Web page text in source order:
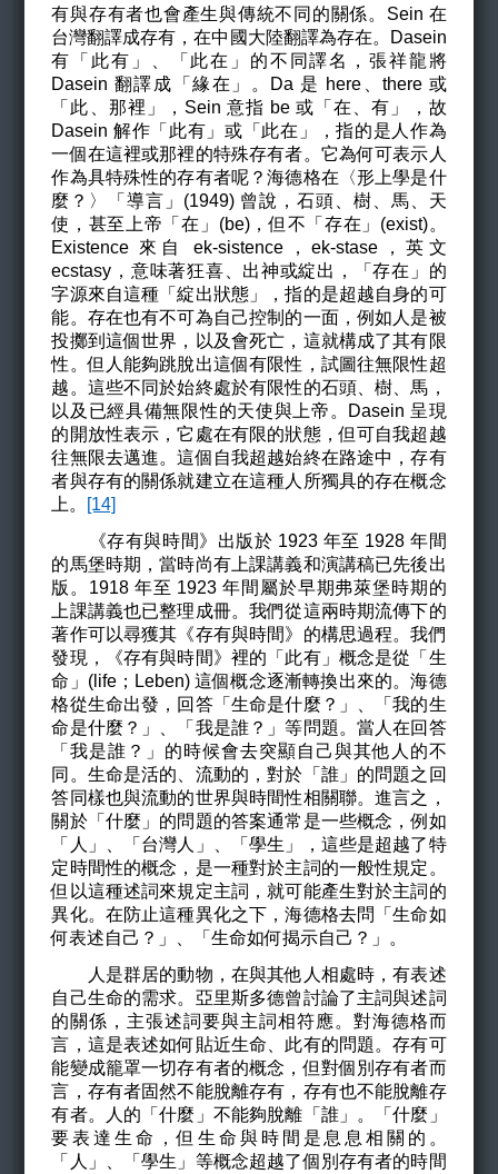
有與存有者也會產生與傳統不同的關係。Sein 在
台灣翻譯成存有，在中國大陸翻譯為存在。Dasein
有「此有」、「此在」的不同譯名，張祥龍將
Dasein 翻譯成「緣在」。Da 是 here、there 或
「此、那裡」，Sein 意指 be 或「在、有」，故
Dasein 解作「此有」或「此在」，指的是人作為
一個在這裡或那裡的特殊存有者。它為何可表示人
作為具特殊性的存有者呢？海德格在〈形上學是什
麼？〉「導言」(1949) 曾說，石頭、樹、馬、天
使，甚至上帝「在」(be)，但不「存在」(exist)。
Existence 來自 ek-sistence，ek-stase，英文
ecstasy，意味著狂喜、出神或綻出，「存在」的
字源來自這種「綻出狀態」，指的是超越自身的可
能。存在也有不可為自己控制的一面，例如人是被
投擲到這個世界，以及會死亡，這就構成了其有限
性。但人能夠跳脫出這個有限性，試圖往無限性超
越。這些不同於始終處於有限性的石頭、樹、馬，
以及已經具備無限性的天使與上帝。Dasein 呈現
的開放性表示，它處在有限的狀態，但可自我超越
往無限去邁進。這個自我超越始終在路途中，存有
者與存有的關係就建立在這種人所獨具的存在概念
上。 [14]
《存有與時間》出版於 1923 年至 1928 年間
的馬堡時期，當時尚有上課講義和演講稿已先後出
版。1918 年至 1923 年間屬於早期弗萊堡時期的
上課講義也已整理成冊。我們從這兩時期流傳下的
著作可以尋獲其《存有與時間》的構思過程。我們
發現，《存有與時間》裡的「此有」概念是從「生
命」(life；Leben) 這個概念逐漸轉換出來的。海德
格從生命出發，回答「生命是什麼？」、「我的生
命是什麼？」、「我是誰？」等問題。當人在回答
「我是誰？」的時候會去突顯自己與其他人的不
同。生命是活的、流動的，對於「誰」的問題之回
答同樣也與流動的世界與時間性相關聯。進言之，
關於「什麼」的問題的答案通常是一些概念，例如
「人」、「台灣人」、「學生」，這些是超越了特
定時間性的概念，是一種對於主詞的一般性規定。
但以這種述詞來規定主詞，就可能產生對於主詞的
異化。在防止這種異化之下，海德格去問「生命如
何表述自己？」、「生命如何揭示自己？」。
人是群居的動物，在與其他人相處時，有表述
自己生命的需求。亞里斯多德曾討論了主詞與述詞
的關係，主張述詞要與主詞相符應。對海德格而
言，這是表述如何貼近生命、此有的問題。存有可
能變成籠罩一切存有者的概念，但對個別存有者而
言，存有者固然不能脫離存有，存有也不能脫離存
有者。人的「什麼」不能夠脫離「誰」。「什麼」
要表達生命，但生命與時間是息息相關的。
「人」、「學生」等概念超越了個別存有者的時間